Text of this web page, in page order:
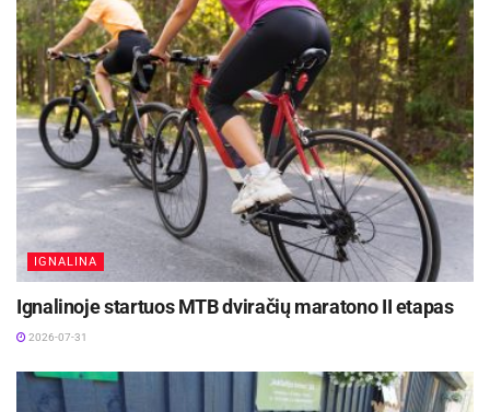
IGNALINA
Ignalinoje startuos MTB dviračių maratono II etapas
2026-07-31